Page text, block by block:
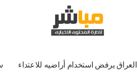
العراق يرفض استخدام أراضيه للاعتداء